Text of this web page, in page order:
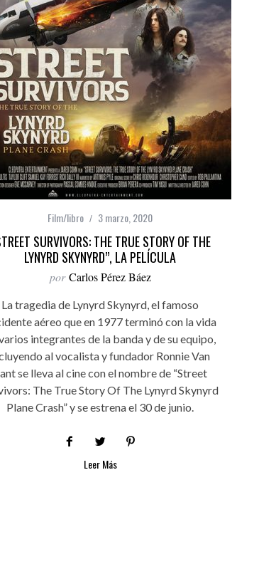
Film/libro 3 marzo, 2020
SURVIVORS: THE TRUE STORY OF THE
LYNYRD SKYNYRD”, LA PELÍCULA
por Carlos Pérez Báez
La tragedia de Lynyrd Skynyrd, el famoso
aéreo que en 1977 terminó con la vida
integrantes de la banda y de su equipo,
al vocalista y fundador Ronnie Van
se lleva al cine con el nombre de “Street
The True Story Of The Lynyrd Skynyrd
Plane Crash” y se estrena el 30 de junio.
Leer Más